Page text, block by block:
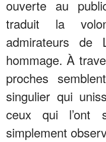
ouverte au
traduit la
admirateurs
hommage. À
proches
singulier qui
ceux qui l’ont
simplement